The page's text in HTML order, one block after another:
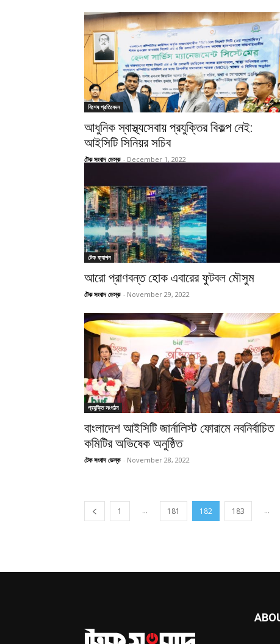
বিশেষ প্রতিবেদন
আধুনিক স্বাস্থ্যসেবায় প্রযুক্তির বিকল্প নেই:
আইসিটি সিনিয়র সচিব
টেক সংবাদ ডেস্ক - December 1, 2022
টেক ফ্যাশন
আরো প্রাণবন্ত হোক এবারের ফুটবল মৌসুম
টেক সংবাদ ডেস্ক - November 29, 2022
প্রযুক্তি সংগঠন
বাংলাদেশ আইসিটি জার্নালিস্ট ফোরামে নবনির্বাচিত
কমিটির অভিষেক অনুষ্ঠিত
টেক সংবাদ ডেস্ক - November 28, 2022
1 ... 181 182 183 ...